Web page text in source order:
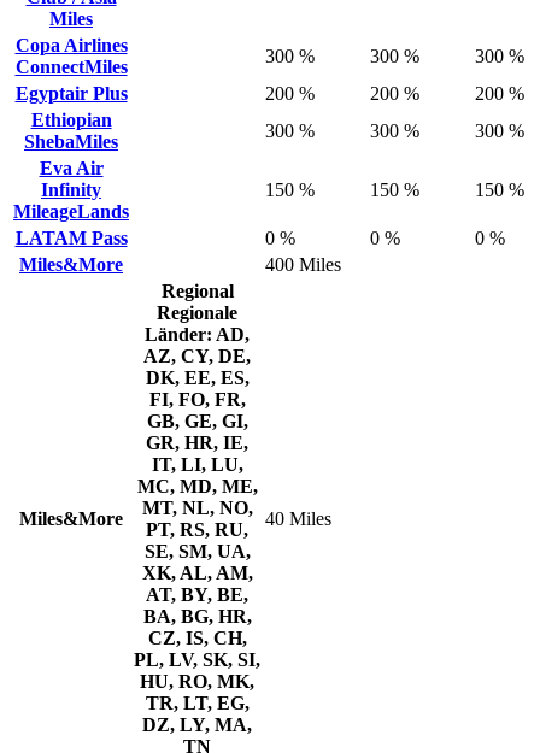
Miles
Copa Airlines
ConnectMiles
300 % 300 %
300 %
Egyptair Plus
200 % 200 %
200 %
Ethiopian
ShebaMiles
300 % 300 %
300 %
Eva Air
Infinity
MileageLands
150 % 150 % 150 %
LATAM Pass 0 % 0 %
0 %
Miles&More
400 Miles
Miles&More
Regional
Regionale
Länder: AD,
AZ, CY, DE,
DK, EE, ES,
FI, FO, FR,
GB, GE, GI,
GR, HR, IE,
IT, LI, LU,
MC, MD, ME,
MT, NL, NO,
PT, RS, RU,
SE, SM, UA,
XK, AL, AM,
AT, BY, BE,
BA, BG, HR,
CZ, IS, CH,
PL, LV, SK, SI,
HU, RO, MK,
TR, LT, EG,
DZ, LY, MA,
TN
40 Miles